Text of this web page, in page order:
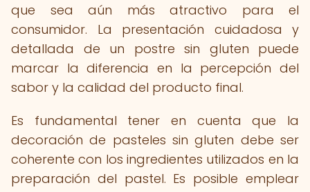
que sea aún más atractivo para el
consumidor. La presentación cuidadosa y
detallada de un postre sin gluten puede
marcar la diferencia en la percepción del
sabor y la calidad del producto final.
Es fundamental tener en cuenta que la
decoración de pasteles sin gluten debe ser
coherente con los ingredientes utilizados en la
preparación del pastel. Es posible emplear